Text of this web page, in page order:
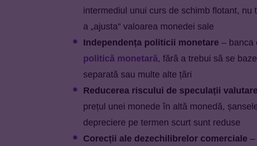
intermediul unui curs de schimb flotant,
a „ajusta” valoarea monedei sale
Independența politicii monetare – banca
politică monetară, fără a trebui să se
separată sau multe alte țări
Reducerea riscului de speculații valutare
prețul unei monede în altă monedă,
depreciere pe termen scurt sunt reduse
Corecții ale dezechilibrelor comerciale –